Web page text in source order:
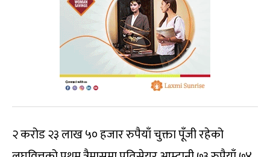
२ करोड २३ लाख ५० हजार रुपैयाँ चुक्ता पूँजी रहेको